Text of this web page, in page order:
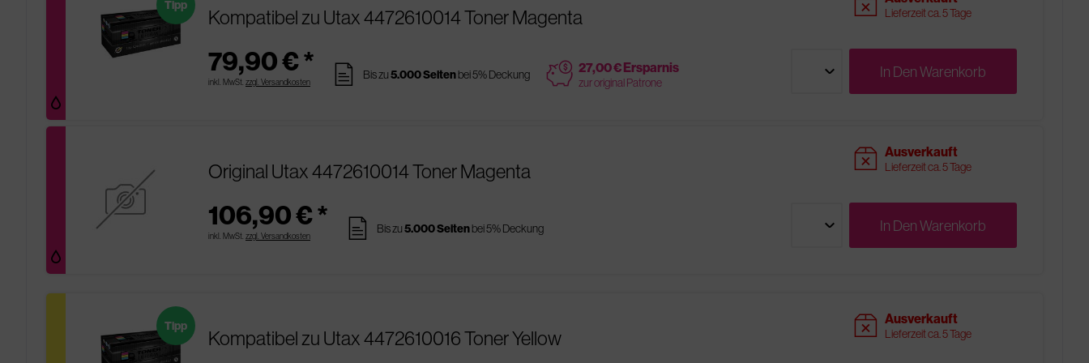
Kompatibel zu Utax 4472610014 Toner Magenta
79,90 € *
inkl. MwSt. zzgl. Versandkosten
Tipp
pages Bis zu5.000 Seitenbei 5% Deckung price 27,00 € Ersparnis
zur original Patrone
Lieferzeit ca. 5 Tage
In DenWarenkorb
Original Utax 4472610014 Toner Magenta
106,90 € *
inkl. MwSt. zzgl. Versandkosten pages Bis zu5.000 Seitenbei 5% Deckung
sold Ausverkauft
Lieferzeit ca. 5 Tage
In DenWarenkorb
Kompatibel zu Utax 4472610016 Toner Yellow
Tipp sold Ausverkauft
Lieferzeit ca. 5 Tage